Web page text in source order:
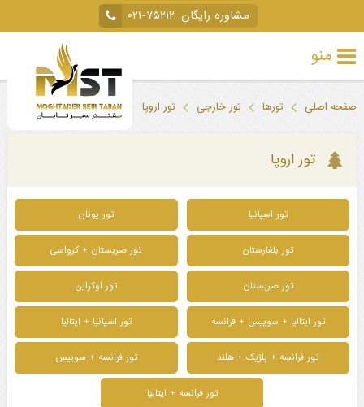
مشاوره رایگان: ۰۲۱-۷۵۲۱۲
منو
تور
آخری
جاذبه‌های
گردشگری
صفحه اصلی تورها تور خارجی تور اروپا
تور اروپا
تور اسپانیا تور یونان
تور بلغارستان تور صربستان + کرواسی
تور صربستان تور اوکراین
تور ایتالیا + سوییس + فرانسه تور اسپانیا + ایتالیا
تور فرانسه + بلژیک + هلند تور فرانسه + سوییس
تور فرانسه + ایتالیا